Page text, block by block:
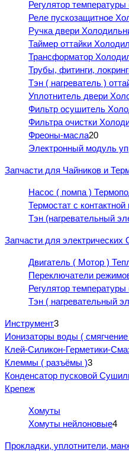
Регулятор
Реле пускозащитное
Ручка двери
Таймер оттайки
Трансформатор
Трубы, фитинги,
Тэн ( нагреватель )
Уплотнитель двери
Фильтр осушитель
Фильтра очистки
Фреоны-масла20
Электронный модуль
Запчасти для Чайников и
Насос ( помпа )
Термостат с контактной
Тэн (нагревательный
Запчасти для электрических
Двигатель ( Мотор )
Переключатели
Регулятор
Тэн ( нагревательный
Инструмент3
Ионизаторы воды ( смягчение
Клей-Силикон-Герметики-
Клеммы ( разъёмы )3
Конденсатор пусковой
Крепеж
Хомуты
Хомуты нейлоновые4
Прокладки, уплотнители,